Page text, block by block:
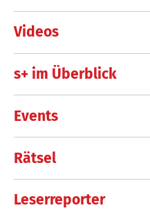
Videos
s+ im Überblick
Events
Rätsel
Leserreporter